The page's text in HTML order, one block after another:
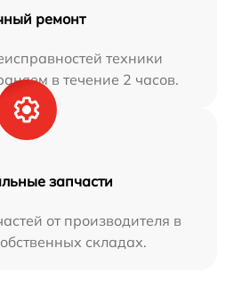
ремонт
техники
в течение 2 часов.
запчасти
от производителя в
складах.